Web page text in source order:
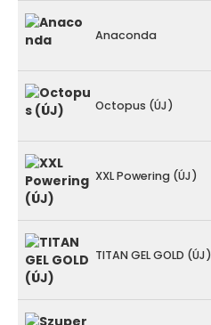
Anaconda
Octopus (ÚJ)
XXL Powering (ÚJ)
TITAN GEL GOLD (ÚJ)